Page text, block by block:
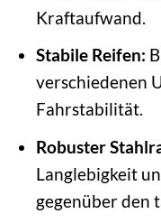
Kraftaufwand.
Stabile Reifen:
verschiedenen
Fahrstabilität.
Robuster
Langlebigkeit
gegenüber den